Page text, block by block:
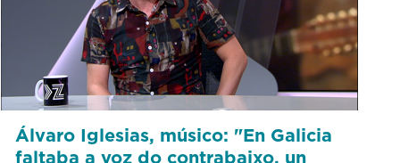
Álvaro Iglesias, músico: "En Galicia
faltaba a voz do contrabaixo, un